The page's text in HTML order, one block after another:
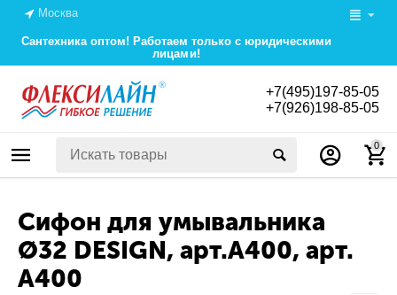
Москва
Сантехника оптом! Работаем только с юридическими
лицами!
+7(495)197-85-05
+7(926)198-85-05
0
Сифон для умывальника
Ø32 DESIGN, арт.A400, арт.
A400